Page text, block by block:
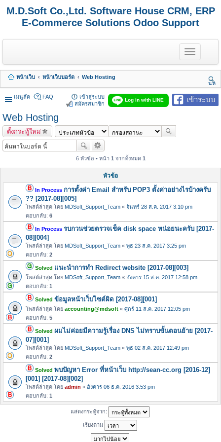
M.D.Soft Co.,Ltd. Software House CRM, ERP
E-Commerce Solutions Odoo Support
T
o
g
e
n
a
หน้าเว็บ หน้าเว็บบอร์ด
Web Hosting
นห
า
เมนูลัด
เข้าระบบ
Log in with LINE
FAQ
เข้าสู่ระบบ
สมัครสมาชิก
Web Hosting
ตั้งกระทู้ใหม่
6 หัวข้อ • หน้า 1 จากทั้งหมด 1
หัวข้อ
In Process การตั้งค่า Email สำหรับ POP3 ตั้งค่าอย่างไรบ้างครับ
?? [2017-08][005]
โพสต์ล่าสุด โดย MDSoft_Support_Team « จันทร์ 28 ส.ค. 2017 3:10 pm
ตอบกลับ: 6
In Process รบกวนช่วยตรวจเช็ค disk space หน่อยนะครับ [2017-
08][004]
โพสต์ล่าสุด โดย MDSoft_Support_Team « พุธ 23 ส.ค. 2017 3:25 pm
ตอบกลับ: 2
Solved แนะนำการทำ Redirect website [2017-08][003]
โพสต์ล่าสุด โดย MDSoft_Support_Team « อังคาร 15 ส.ค. 2017 12:58 pm
ตอบกลับ: 1
Solved ข้อมูลหน้าเว็บไซต์ผิด [2017-08][001]
โพสต์ล่าสุด โดย accounting@mdsoft « ศุกร์ 11 ส.ค. 2017 12:05 pm
ตอบกลับ: 5
Solved ผมไม่ค่อยมีความรู้เรื่อง DNS ไม่ทราบขั้นตอนย้าย [2017-
07][001]
โพสต์ล่าสุด โดย MDSoft_Support_Team « พุธ 02 ส.ค. 2017 12:49 pm
ตอบกลับ: 2
Solved พบปัญหา Error ที่หน้าเว็บ http://sean-cc.org [2016-12]
[001] [2017-08][002]
โพสต์ล่าสุด โดย admin « อังคาร 06 ธ.ค. 2016 3:53 pm
ตอบกลับ: 1
แสดงกระทู้จาก:
เรียงตาม